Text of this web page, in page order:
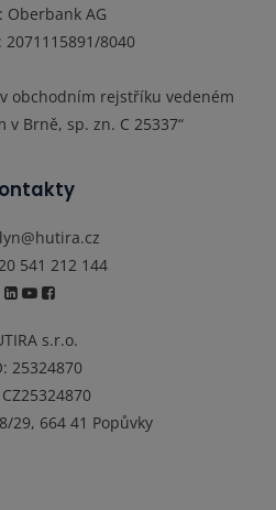
Oberbank AG
2071115891/8040
obchodním rejstříku vedeném
v Brně, sp. zn. C 25337“
541 212 144
s.r.o.
25324870
CZ25324870
29, 664 41 Popůvky